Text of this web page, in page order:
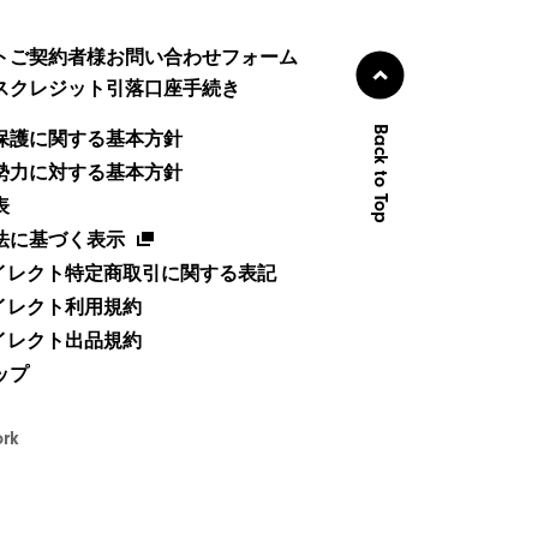
ご契約者様お問い合わせフォーム
クレジット引落口座手続き
護に関する基本方針
力に対する基本方針
に基づく表示
レクト特定商取引に関する表記
レクト利用規約
レクト出品規約
プ
Back to Top